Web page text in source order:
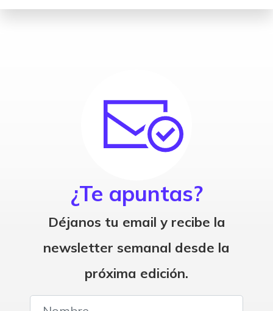
¿Te apuntas?
Déjanos tu email y recibe la
newsletter semanal desde la
próxima edición.